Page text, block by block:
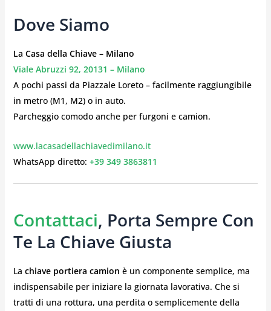
Dove Siamo
La Casa della Chiave – Milano
Viale Abruzzi 92, 20131 – Milano
A pochi passi da Piazzale Loreto – facilmente raggiungibile
in metro (M1, M2) o in auto.
Parcheggio comodo anche per furgoni e camion.
www.lacasadellachiavedimilano.it
WhatsApp diretto: +39 349 3863811
Contattaci, Porta Sempre Con
Te La Chiave Giusta
La chiave portiera camion è un componente semplice, ma
indispensabile per iniziare la giornata lavorativa. Che si
tratti di una rottura, una perdita o semplicemente della